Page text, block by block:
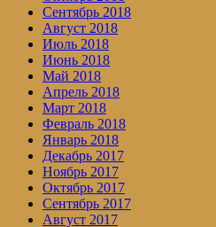
Сентябрь 2018
Август 2018
Июль 2018
Июнь 2018
Май 2018
Апрель 2018
Март 2018
Февраль 2018
Январь 2018
Декабрь 2017
Ноябрь 2017
Октябрь 2017
Сентябрь 2017
Август 2017